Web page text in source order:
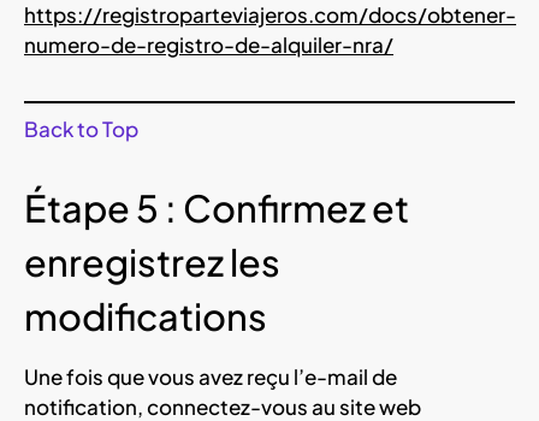
https://registroparteviajeros.com/docs/obtener-
numero-de-registro-de-alquiler-nra/
Back to Top
Étape 5 : Confirmez et
enregistrez les
modifications
Une fois que vous avez reçu l’e-mail de
notification, connectez-vous au site web